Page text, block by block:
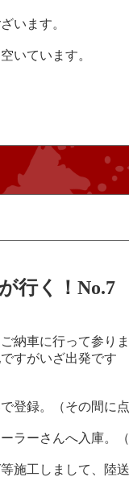
います。
いています。
く！No.7
納車に行って参り
すがいざ出発です
登録。（その間に
ラーさんへ入庫。
施工しまして、陸